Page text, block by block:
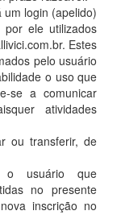
login (apelido)
ele utilizados
Estes
pelo usuário
o uso que
se a comunicar
atividades
ou transferir, de
o usuário que
no presente
inscrição no